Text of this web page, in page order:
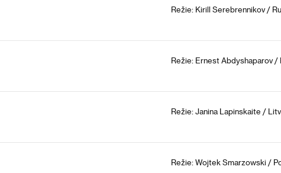
Režie: Kirill Serebrennikov /
Režie: Ernest Abdyshaparov
Režie: Janina Lapinskaite /
Režie: Wojtek Smarzowski /